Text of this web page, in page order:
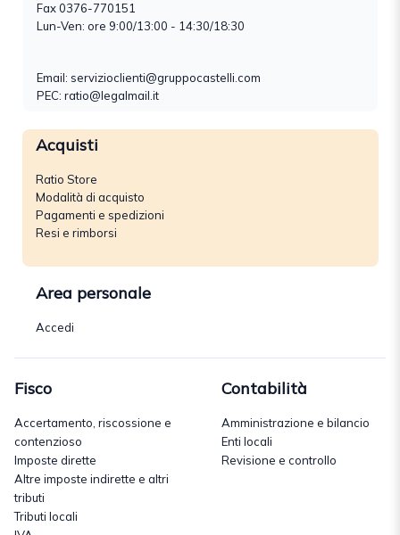
Fax 0376-770151
Lun-Ven: ore 9:00/13:00 - 14:30/18:30
Email: servizioclienti@gruppocastelli.com
PEC: ratio@legalmail.it
Acquisti
Ratio Store
Modalità di acquisto
Pagamenti e spedizioni
Resi e rimborsi
Area personale
Accedi
Fisco
Accertamento, riscossione e
contenzioso
Imposte dirette
Altre imposte indirette e altri
tributi
Tributi locali
Contabilità
Amministrazione e bilancio
Enti locali
Revisione e controllo